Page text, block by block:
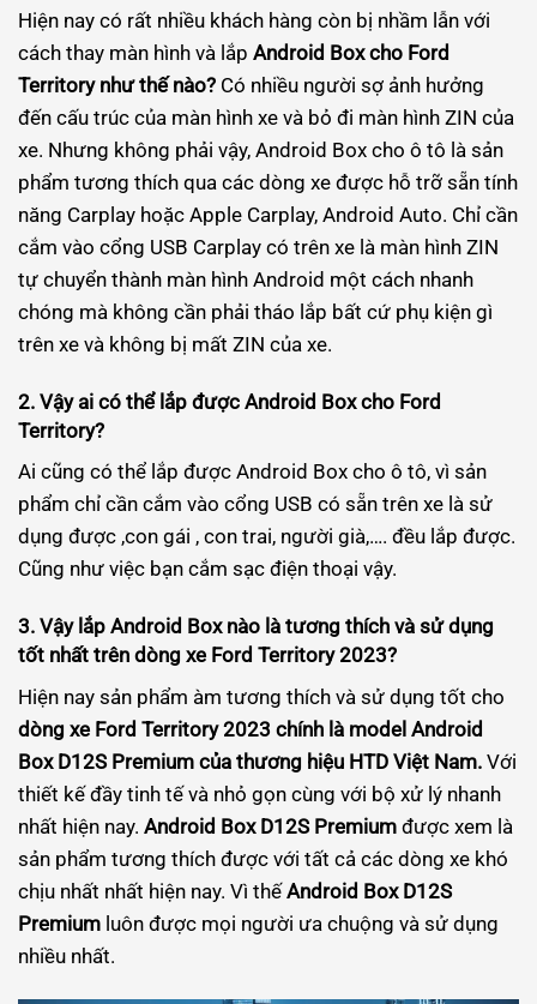
Hiện nay có rất nhiều khách hàng còn bị nhầm lẫn với
cách thay màn hình và lắp Android Box cho Ford
Territory như thế nào? Có nhiều người sợ ảnh hưởng
đến cấu trúc của màn hình xe và bỏ đi màn hình ZIN của
xe. Nhưng không phải vậy, Android Box cho ô tô là sản
phẩm tương thích qua các dòng xe được hỗ trỡ sẵn tính
năng Carplay hoặc Apple Carplay, Android Auto. Chỉ cần
cắm vào cổng USB Carplay có trên xe là màn hình ZIN
tự chuyển thành màn hình Android một cách nhanh
chóng mà không cần phải tháo lắp bất cứ phụ kiện gì
trên xe và không bị mất ZIN của xe.
2. Vậy ai có thể lắp được Android Box cho Ford
Territory?
Ai cũng có thể lắp được Android Box cho ô tô, vì sản
phẩm chỉ cần cắm vào cổng USB có sẵn trên xe là sử
dụng được ,con gái , con trai, người già,…. đều lắp được.
Cũng như việc bạn cắm sạc điện thoại vậy.
3. Vậy lắp Android Box nào là tương thích và sử dụng
tốt nhất trên dòng xe Ford Territory 2023?
Hiện nay sản phẩm àm tương thích và sử dụng tốt cho
dòng xe Ford Territory 2023 chính là model Android
Box D12S Premium của thương hiệu HTD Việt Nam. Với
thiết kế đầy tinh tế và nhỏ gọn cùng với bộ xử lý nhanh
nhất hiện nay. Android Box D12S Premium được xem là
sản phẩm tương thích được với tất cả các dòng xe khó
chịu nhất nhất hiện nay. Vì thếAndroid Box D12S
Premium luôn được mọi người ưa chuộng và sử dụng
nhiều nhất.